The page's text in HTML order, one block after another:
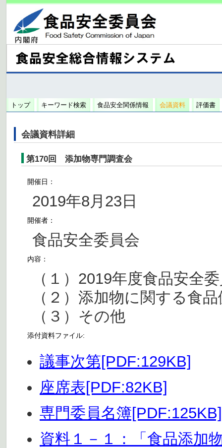
トップ キーワード検索 食品安全関係情報 会議資料 評価書
会議資料詳細
第170回 添加物専門調査会
開催日：
2019年8月23日
開催者：
食品安全委員会
内容：
（１）2019年度食品安全
（２）添加物に関する食
（３）その他
添付資料ファイル:
議事次第[PDF:129KB]
座席表[PDF:82KB]
専門委員名簿[PDF:125KB]
資料１－１：「食品添加